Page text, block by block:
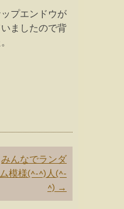
プエンドウが
ましたので背
みんなでランダ
ム模様(^-^)人(^-
^) →